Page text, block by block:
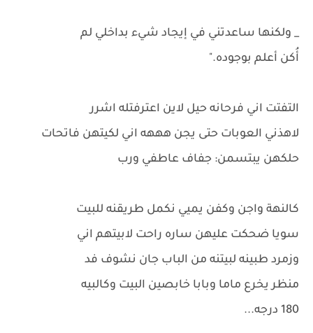
_ ولكنها ساعدتني في إيجاد شيء بداخلي لم
أُكن أعلم بوجوده."
التفتت اني فرحانه حيل لاين اعترفتله اشرر
لاهذني العوبات حتى يجن هههه اني لكيتهن فاتحات
حلكهن يبتسمن: جفاف عاطفي ورب
كالنهة واجن وكفن يميي نكمل طريقنه للبيت
سويا ضحكت عليهن ساره راحت لابيتهم اني
وزمرد طبينه لبيتنه من الباب جان نشوف فد
منظر يخرع ماما وبابا خابصين البيت وكالبيه
180 درجه...